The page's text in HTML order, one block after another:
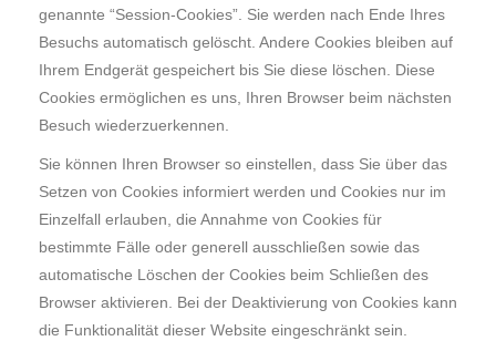
genannte “Session-Cookies”. Sie werden nach Ende Ihres
Besuchs automatisch gelöscht. Andere Cookies bleiben auf
Ihrem Endgerät gespeichert bis Sie diese löschen. Diese
Cookies ermöglichen es uns, Ihren Browser beim nächsten
Besuch wiederzuerkennen.
Sie können Ihren Browser so einstellen, dass Sie über das
Setzen von Cookies informiert werden und Cookies nur im
Einzelfall erlauben, die Annahme von Cookies für
bestimmte Fälle oder generell ausschließen sowie das
automatische Löschen der Cookies beim Schließen des
Browser aktivieren. Bei der Deaktivierung von Cookies kann
die Funktionalität dieser Website eingeschränkt sein.